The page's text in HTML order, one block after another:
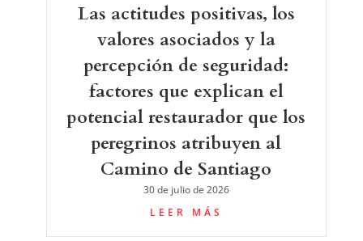
Las actitudes positivas, los
valores asociados y la
percepción de seguridad:
factores que explican el
potencial restaurador que los
peregrinos atribuyen al
Camino de Santiago
30 de julio de 2026
LEER MÁS